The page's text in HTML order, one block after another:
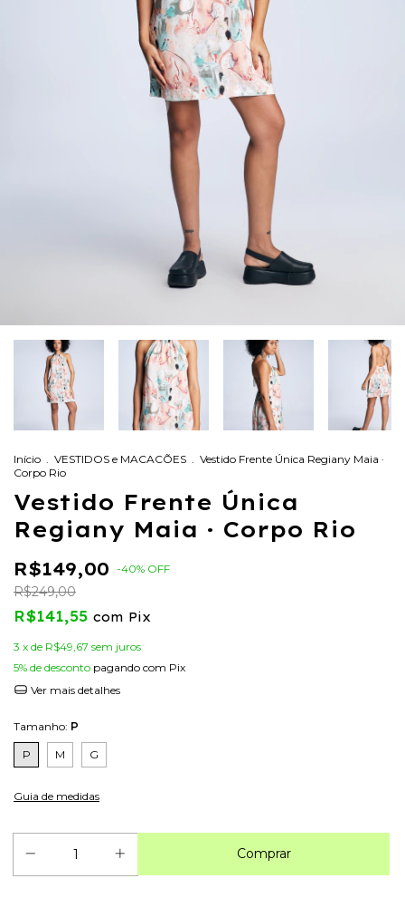
Início VESTIDOS e MACACÕES
Vestido Frente Única Regiany Maia ·
Corpo Rio
Vestido Frente Única
Regiany Maia · Corpo Rio
R$149,00 -40% OFF
R$249,00
R$141,55 com Pix
3 x de R$49,67 sem juros
5% de desconto pagando com Pix
Ver mais detalhes
Tamanho: P
P M G
Guia de medidas